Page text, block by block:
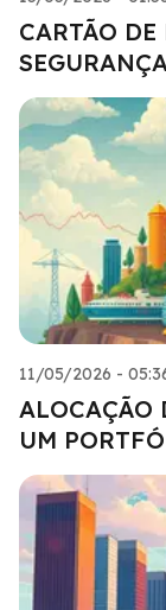
CARTÃO
11/05/2026 -
ALOCAÇÃO
UM